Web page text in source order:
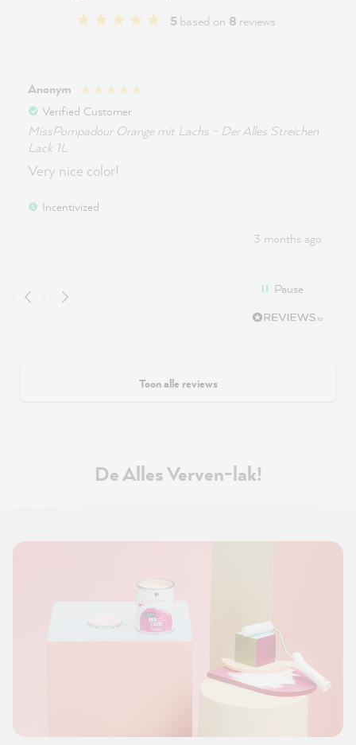
5based on 8 reviews
Anonym
Verified Customer
MissPompadour Orange mit Lachs - Der Alles Streichen
Lack 1L
Very nice color!
Incentivized
3 months ago
Pause
Toon alle reviews
De Alles Verven-lak!